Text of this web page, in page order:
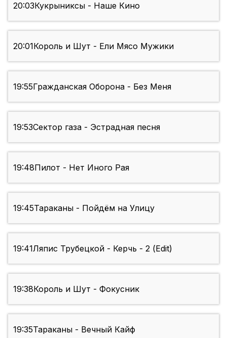
20:03Кукрыниксы - Наше Кино
20:01Король и Шут - Ели Мясо Мужики
19:55Гражданская Оборона - Без Меня
19:53Сектор газа - Эстрадная песня
19:48Пилот - Нет Иного Рая
19:45Тараканы - Пойдём на Улицу
19:41Ляпис Трубецкой - Керчь - 2 (Edit)
19:38Король и Шут - Фокусник
19:35Тараканы - Вечный Кайф